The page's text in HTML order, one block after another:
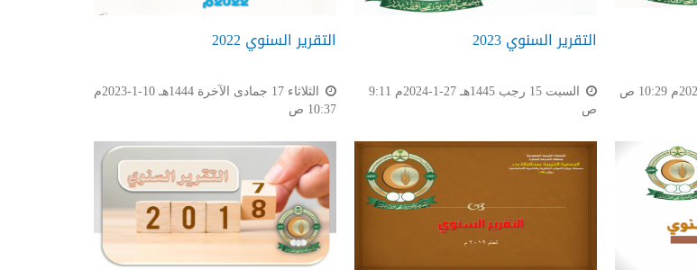
التقرير السنوي 2023
السبت 15 رجب 1445هـ 27-1-2024م 9:11
ص
التقرير السنوي 2022
الثلاثاء 17 جمادى الآخرة 1444هـ 10-1-2023م
10:37 ص